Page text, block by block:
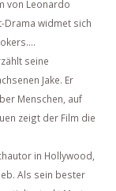
von Leonardo
Drama widmet sich
seine
Jake. Er
Menschen, auf
zeigt der Film die
in Hollywood,
Als sein bester